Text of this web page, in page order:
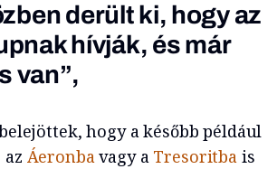
derült ki, hogy az
hívják, és már
van”,
hogy a később például
az Áeronbavagy a Tresoritba is